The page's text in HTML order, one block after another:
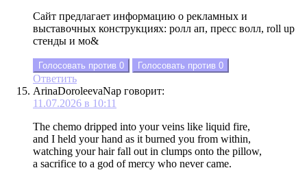
Сайт предлагает информацию о рекламных и
выставочных конструкциях: ролл ап, пресс волл, roll up
стенды и мо&
Голосовать против 0 Голосовать против 0
Ответить
ArinaDoroleevaNap говорит:
11.07.2026 в 10:11
The chemo dripped into your veins like liquid fire,
and I held your hand as it burned you from within,
watching your hair fall out in clumps onto the pillow,
a sacrifice to a god of mercy who never came.